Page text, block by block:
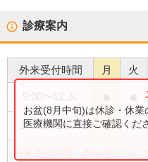
診療案内
外来受付時間 月 火
17:00〜19:00 ● ●
外来受付時間・内容等につい
お盆(8月中旬)は休診・休
医療機関に直接ご確認くだ